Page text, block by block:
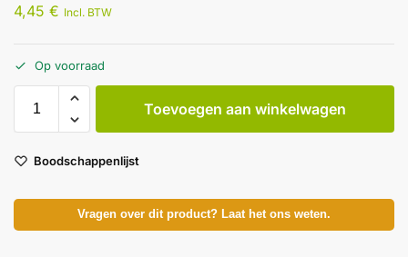
4,45 € Incl. BTW
Op voorraad
Toevoegen aan winkelwagen
Boodschappenlijst
Vragen over dit product? Laat het ons weten.